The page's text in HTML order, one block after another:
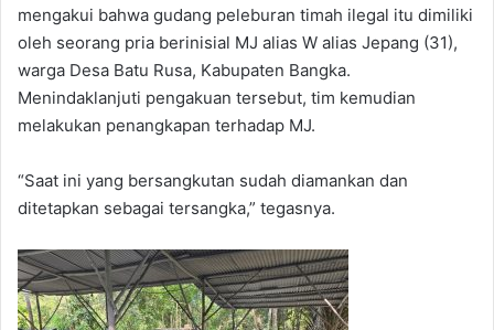
mengakui bahwa gudang peleburan timah ilegal itu dimiliki
oleh seorang pria berinisial MJ alias W alias Jepang (31),
warga Desa Batu Rusa, Kabupaten Bangka.
Menindaklanjuti pengakuan tersebut, tim kemudian
melakukan penangkapan terhadap MJ.
“Saat ini yang bersangkutan sudah diamankan dan
ditetapkan sebagai tersangka,” tegasnya.